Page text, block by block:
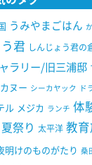
うみやまごはん
君 しんじょう君の
ラリー/旧三浦邸
カヌー シーカヤック ド
ル メジカ ランチ 体
夏祭り 太平洋 教育
明けのものがたり 桑